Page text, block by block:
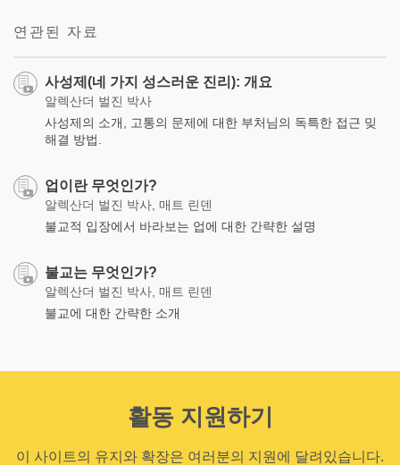
연관된 자료
사성제(네 가지 성스러운 진리): 개요
알렉산더 벌진 박사
사성제의 소개, 고통의 문제에 대한 부처님의 독특한 접근 밎
해결 방법.
업이란 무엇인가?
알렉산더 벌진 박사, 매트 린덴
불교적 입장에서 바라보는 업에 대한 간략한 설명
불교는 무엇인가?
알렉산더 벌진 박사, 매트 린덴
불교에 대한 간략한 소개
활동 지원하기
이 사이트의 유지와 확장은 여러분의 지원에 달려있습니다.